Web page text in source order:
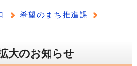
希望のまち推進課
大のお知らせ